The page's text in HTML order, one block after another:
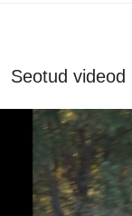
Seotud videod